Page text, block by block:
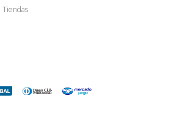
Tiendas